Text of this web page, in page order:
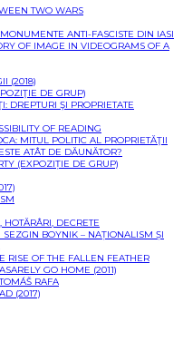
TWO WARS
ANTI-FASCISTE DIN IASI
OF IMAGE IN VIDEOGRAMS OF A
(2018)
DE GRUP)
DREPTURI ŞI PROPRIETATE
OF READING
MITUL POLITIC AL PROPRIETĂŢII
ATÂT DE DĂUNĂTOR?
(EXPOZIȚIE DE GRUP)
DECRETE
BOYNIK – NAȚIONALISM ȘI
RISE OF THE FALLEN FEATHER
GO HOME (2011)
RAFA
(2017)